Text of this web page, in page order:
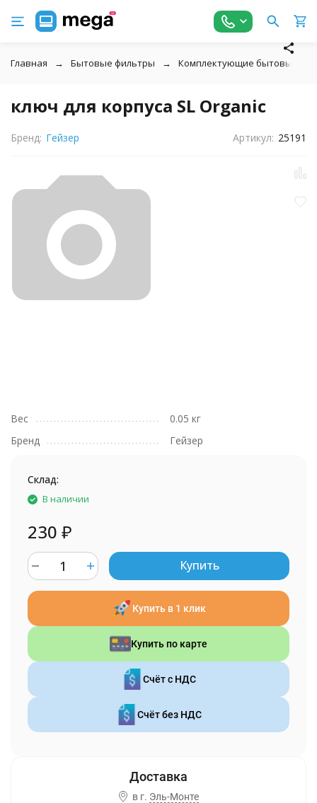
Главная Бытовые фильтры Комплектующие бытовых
ключ для корпуса SL Organic
Бренд: Гейзер Артикул: 25191
Вес
0.05 кг
Бренд
Гейзер
Склад:
В наличии
230 ₽
Купить
Купить в 1 клик
Купить по карте
Счёт с НДС
Счёт без НДС
в г. Эль-Монте